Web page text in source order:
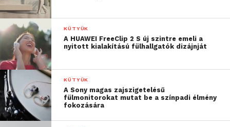
KÜTYÜK
A HUAWEI FreeClip 2 S új szintre emeli a
nyitott kialakítású fülhallgatók dizájnját
KÜTYÜK
A Sony magas zajszigetelésű
fülmonitorokat mutat be a színpadi élmény
fokozására